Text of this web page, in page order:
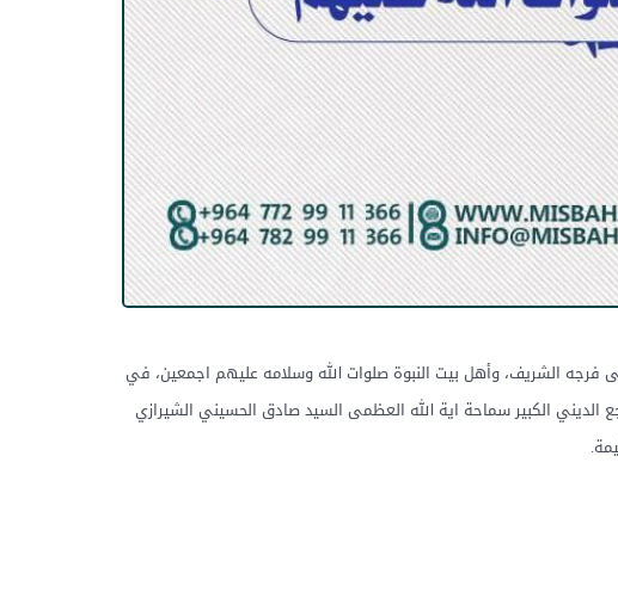
فرجه الشريف، وأهل بيت النبوة صلوات الله وسلامه عليهم اجمعين، في
الديني الكبير سماحة اية الله العظمى السيد صادق الحسيني الشيرازي